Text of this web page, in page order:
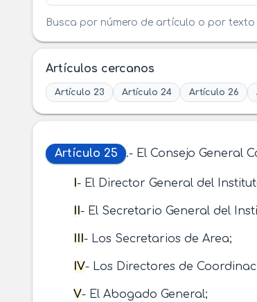
Busca por número de artículo o por texto
Artículos cercanos
Artículo 23 Artículo 24 Artículo 26
Artículo 25 .- El Consejo General
I- El Director General del
II- El Secretario General del
III- Los Secretarios de Area;
IV- Los Directores de
V- El Abogado General;